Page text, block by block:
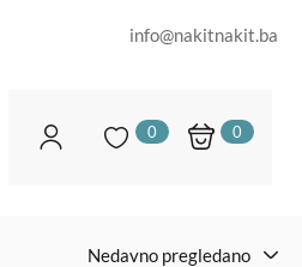
info@nakitnakit.ba
0 0
Nedavno pregledano